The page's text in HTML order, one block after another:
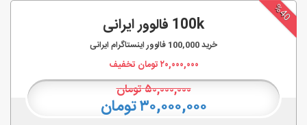
%40
100k فالوور ایرانی
خرید100,000 فالوور اینستاگرام ایرانی
۲۰,۰۰۰,۰۰۰تومان تخفیف
۵۰,۰۰۰,۰۰۰تومان
۳۰,۰۰۰,۰۰۰ تومان